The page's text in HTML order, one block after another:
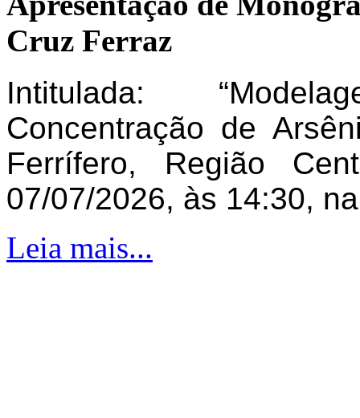
Cruz Ferraz
Intitulada:
Concentração de
Ferrífero, Região
07/07/2026, às 14:30,
Leia mais...